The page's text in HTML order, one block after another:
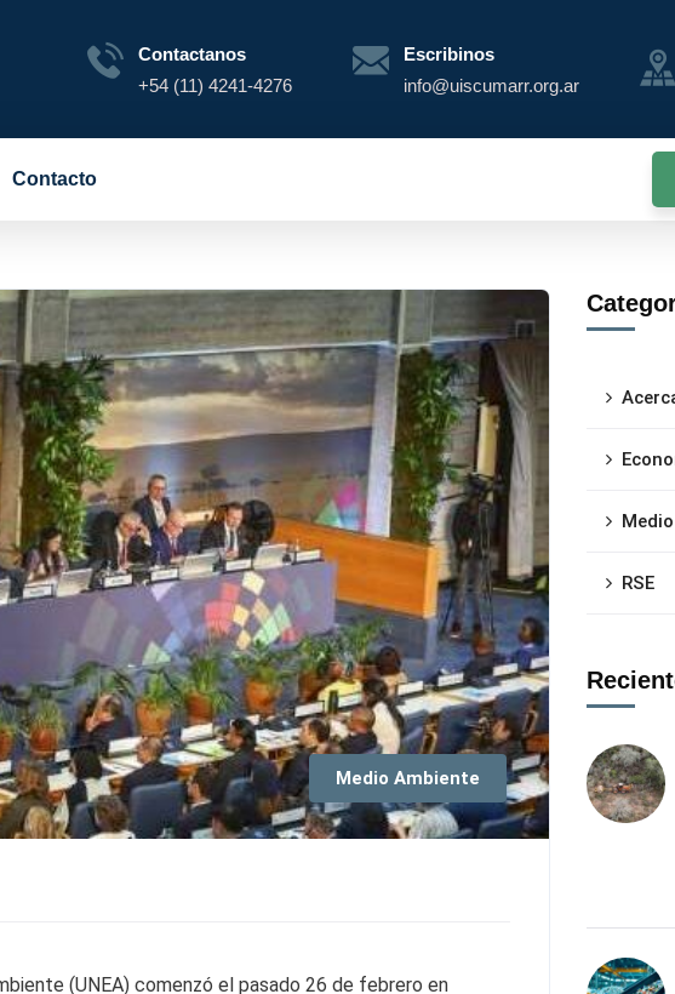
Contactanos
+54 (11) 4241-4276
Escribinos
info@uiscumarr.org.ar
Contacto
Medio Ambiente
(UNEA) comenzó el pasado 26 de febrero en
RSE